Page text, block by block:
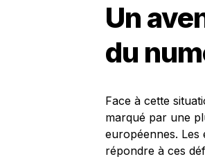
Un
du
Face à cette
marqué par une
européennes.
répondre à ces